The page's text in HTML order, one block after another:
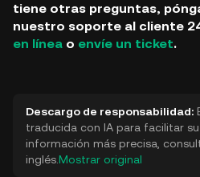
tiene otras preguntas,
nuestro soporte al cliente
en línea o envíe un ticket.
Descargo de responsabilidad:
traducida con IA para facilitar
información más precisa,
inglés.Mostrar original